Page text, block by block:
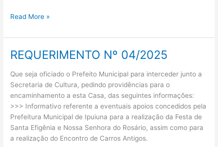
Read More »
REQUERIMENTO Nº 04/2025
Que seja oficiado o Prefeito Municipal para interceder junto a
Secretaria de Cultura, pedindo providências para o
encaminhamento a esta Casa, das seguintes informações:
>>> Informativo referente a eventuais apoios concedidos pela
Prefeitura Municipal de Ipuiuna para a realização da Festa de
Santa Efigênia e Nossa Senhora do Rosário, assim como para
a realização do Encontro de Carros Antigos.
REQUERIMENTO
04/2025